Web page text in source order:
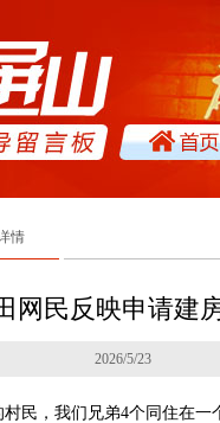
情
网民反映申请建
2026/5/23
民，我们兄弟4个同住在一